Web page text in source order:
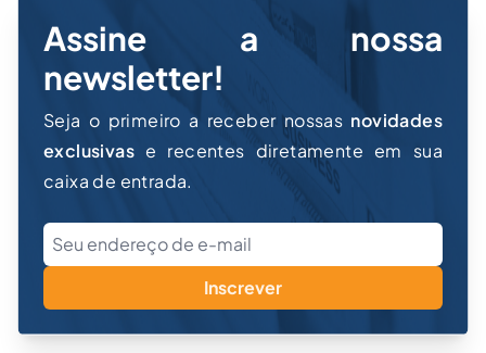
Assine a nossa
newsletter!
Seja o primeiro a receber nossas novidades
exclusivas e recentes diretamente em sua
caixa de entrada.
Inscrever